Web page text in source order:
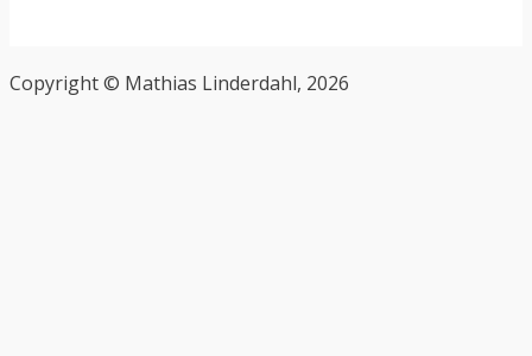
Copyright © Mathias Linderdahl, 2026